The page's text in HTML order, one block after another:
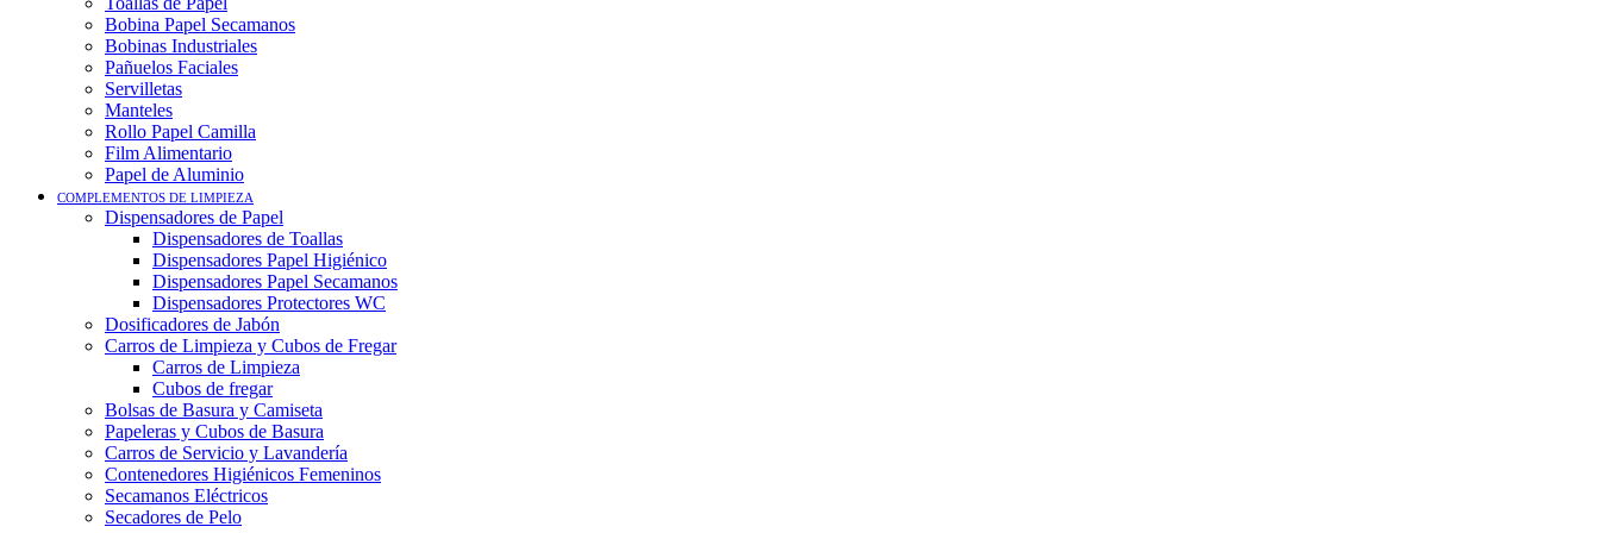
Bobina Papel Secamanos
Bobinas Industriales
Pañuelos Faciales
Servilletas
Manteles
Rollo Papel Camilla
Film Alimentario
Papel de Aluminio
COMPLEMENTOS DE LIMPIEZA
Dispensadores de Papel
Dispensadores de Toallas
Dispensadores Papel Higiénico
Dispensadores Papel Secamanos
Dispensadores Protectores WC
Dosificadores de Jabón
Carros de Limpieza y Cubos de Fregar
Carros de Limpieza
Cubos de fregar
Bolsas de Basura y Camiseta
Papeleras y Cubos de Basura
Carros de Servicio y Lavandería
Contenedores Higiénicos Femeninos
Secamanos Eléctricos
Secadores de Pelo